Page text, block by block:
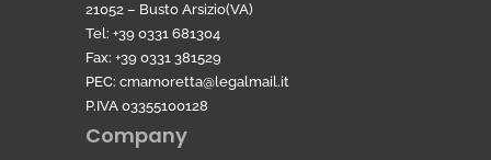
21052 – Busto Arsizio(VA)
Tel: +39 0331 681304
Fax: +39 0331 381529
PEC:cmamoretta@legalmail.it
P.IVA 03355100128
Company